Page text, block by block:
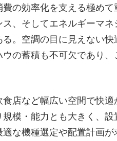
の効率化を支える極め
、そしてエネルギーマ
。空調の目に見えない
の蓄積も不可欠であり
店など幅広い空間で快
模・能力とも大きく、
な機種選定や配置計画が